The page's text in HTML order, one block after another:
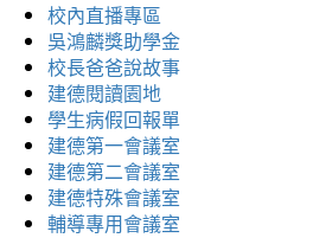
校內直播專區
吳鴻麟獎助學金
校長爸爸說故事
建德閱讀園地
學生病假回報單
建德第一會議室
建德第二會議室
建德特殊會議室
輔導專用會議室